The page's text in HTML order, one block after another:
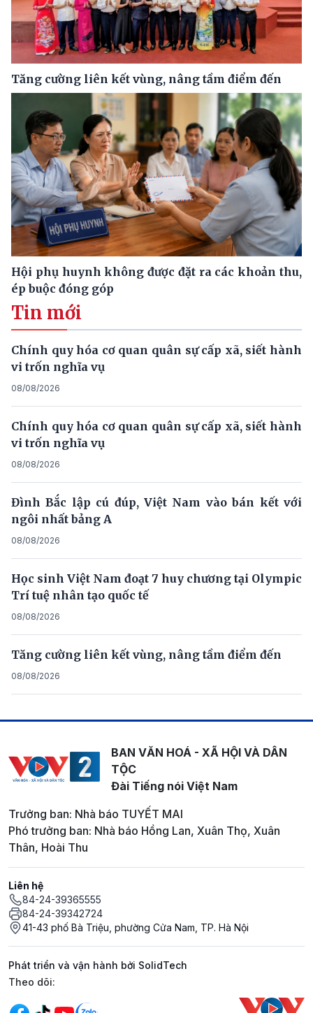
Tăng cường liên kết vùng, nâng tầm điểm đến
Hội phụ huynh không được đặt ra các khoản thu,
ép buộc đóng góp
Tin mới
Chính quy hóa cơ quan quân sự cấp xã, siết hành
vi trốn nghĩa vụ
08/08/2026
Chính quy hóa cơ quan quân sự cấp xã, siết hành
vi trốn nghĩa vụ
08/08/2026
Đình Bắc lập cú đúp, Việt Nam vào bán kết với
ngôi nhất bảng A
08/08/2026
Học sinh Việt Nam đoạt 7 huy chương tại Olympic
Trí tuệ nhân tạo quốc tế
08/08/2026
Tăng cường liên kết vùng, nâng tầm điểm đến
08/08/2026
BAN VĂN HOÁ - XÃ HỘI VÀ DÂN
TỘC
Đài Tiếng nói Việt Nam
Trưởng ban: Nhà báo TUYẾT MAI
Phó trưởng ban: Nhà báo Hồng Lan, Xuân Thọ, Xuân
Thân, Hoài Thu
Liên hệ
84-24-39365555
84-24-39342724
41-43 phố Bà Triệu, phường Cửa Nam, TP. Hà Nội
Phát triển và vận hành bởi SolidTech
Mạng xã hội
Theo dõi: